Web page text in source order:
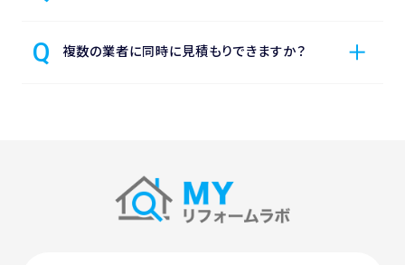
複数の業者に同時に見積もりできますか？